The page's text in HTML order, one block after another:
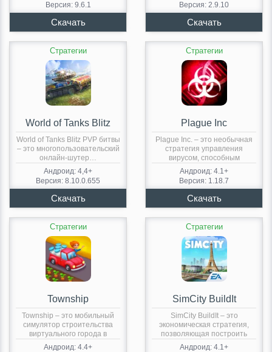
Версия: 9.6.1
Версия: 2.9.10
Стратегии
World of Tanks Blitz
World of Tanks Blitz PVP битвы
– это многопользовательский
онлайн-шутер…
Андроид: 4,4+
Версия: 8.10.0.655
Стратегии
Plague Inc
Plague Inc. – это необычная
стратегия управления
вирусом, способным
уничтожить…
Андроид: 4.1+
Версия: 1.18.7
Стратегии
Township
Township – это мобильный
симулятор строительства
виртуального города в
жанре…
Андроид: 4.4+
Стратегии
SimCity BuildIt
SimCity BuildIt – это
экономическая стратегия,
позволяющая построить
современный мегаполис…
Андроид: 4.1+